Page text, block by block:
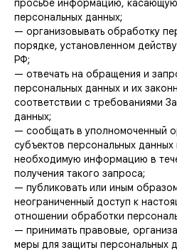
просьбе информацию,
персональных данных;
— организовывать обработку
порядке, установленном
РФ;
— отвечать на обращения и
персональных данных и их
соответствии с требованиями
данных;
— сообщать в уполномоченный
субъектов персональных
необходимую информацию в
получения такого запроса;
— публиковать или иным
неограниченный доступ к
отношении обработки
— принимать правовые,
меры для защиты персональных